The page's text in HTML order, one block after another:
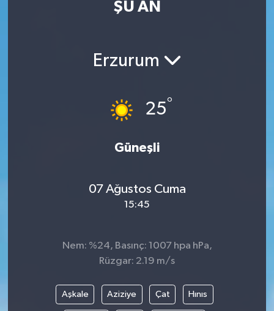
ŞU AN
Erzurum
25°
Güneşli
07 Ağustos Cuma
15:45
Nem: %24, Basınç: 1007 hpa hPa,
Rüzgar: 2.19 m/s
Aşkale Aziziye Çat Hınıs